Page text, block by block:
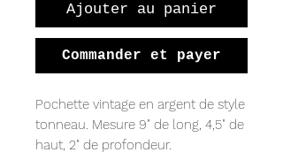
Ajouter au panier
Commander et payer
Pochette vintage en argent de style
tonneau. Mesure 9" de long, 4,5" de
haut, 2" de profondeur.